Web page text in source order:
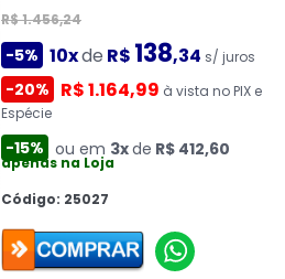
R$ 1.456,24
-5% 10xde R$ 138,34 s/ juros
-20% R$ 1.164,99 à vista no PIX e
Espécie
-15% ou em 3xde R$ 412,60
apenas na Loja
Código: 25027